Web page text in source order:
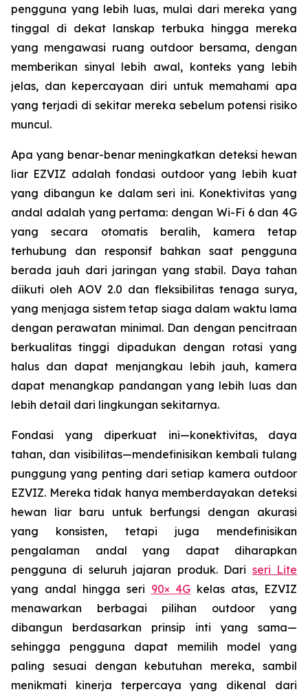
pengguna yang lebih luas, mulai dari mereka yang
tinggal di dekat lanskap terbuka hingga mereka
yang mengawasi ruang outdoor bersama, dengan
memberikan sinyal lebih awal, konteks yang lebih
jelas, dan kepercayaan diri untuk memahami apa
yang terjadi di sekitar mereka sebelum potensi risiko
muncul.
Apa yang benar-benar meningkatkan deteksi hewan
liar EZVIZ adalah fondasi outdoor yang lebih kuat
yang dibangun ke dalam seri ini. Konektivitas yang
andal adalah yang pertama: dengan Wi-Fi 6 dan 4G
yang secara otomatis beralih, kamera tetap
terhubung dan responsif bahkan saat pengguna
berada jauh dari jaringan yang stabil. Daya tahan
diikuti oleh AOV 2.0 dan fleksibilitas tenaga surya,
yang menjaga sistem tetap siaga dalam waktu lama
dengan perawatan minimal. Dan dengan pencitraan
berkualitas tinggi dipadukan dengan rotasi yang
halus dan dapat menjangkau lebih jauh, kamera
dapat menangkap pandangan yang lebih luas dan
lebih detail dari lingkungan sekitarnya.
Fondasi yang diperkuat ini—konektivitas, daya
tahan, dan visibilitas—mendefinisikan kembali tulang
punggung yang penting dari setiap kamera outdoor
EZVIZ. Mereka tidak hanya memberdayakan deteksi
hewan liar baru untuk berfungsi dengan akurasi
yang konsisten, tetapi juga mendefinisikan
pengalaman andal yang dapat diharapkan
pengguna di seluruh jajaran produk. Dari seri Lite
yang andal hingga seri 90× 4G kelas atas, EZVIZ
menawarkan berbagai pilihan outdoor yang
dibangun berdasarkan prinsip inti yang sama—
sehingga pengguna dapat memilih model yang
paling sesuai dengan kebutuhan mereka, sambil
menikmati kinerja terpercaya yang dikenal dari